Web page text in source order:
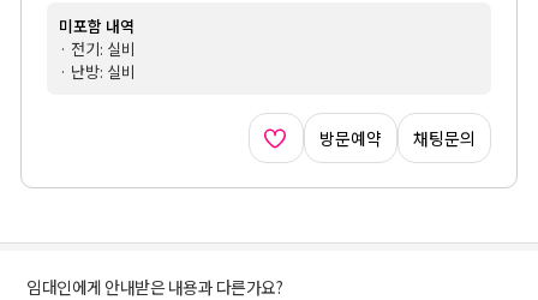
미포함 내역
· 전기: 실비
· 난방: 실비
방문예약 채팅문의
임대인에게 안내받은 내용과 다른가요?